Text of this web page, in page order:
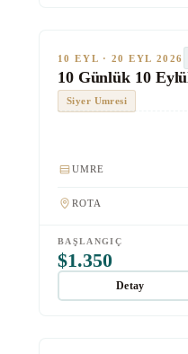
10 EYL · 20 EYL 2026
10 Günlük 10
Siyer Umresi
UMRE
ROTA
BAŞLANGIÇ
$1.350
Detay